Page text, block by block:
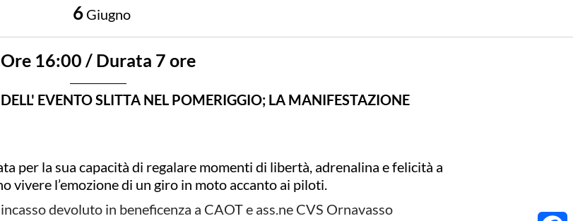
6 Giugno
Ore 16:00 / Durata 7 ore
EVENTO SLITTA NEL POMERIGGIO; LA MANIFESTAZIONE
per la sua capacità di regalare momenti di libertà, adrenalina e felicità a
vivere l’emozione di un giro in moto accanto ai piloti.
devoluto in beneficenza a CAOT e ass.ne CVS Ornavasso